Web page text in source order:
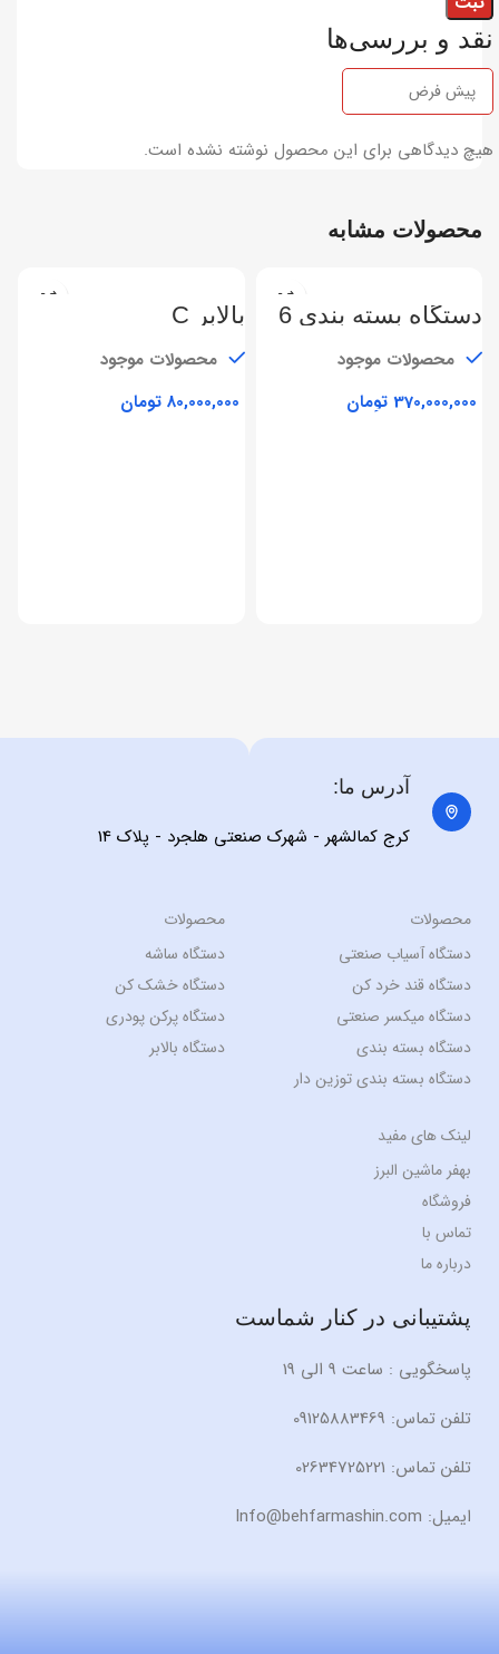
نقد و بررسی‌ها
هیچ دیدگاهی برای این محصول نوشته نشده است.
محصولات مشابه
دستگاه بسته بندی 6
محصولات موجود
تومان
بالابر C
محصولات موجود
تومان
آدرس ما:
کرج کمالشهر - شهرک صنعتی هلجرد - پلاک 14
محصولات
دستگاه آسیاب صنعتی
دستگاه قند خرد کن
دستگاه میکسر صنعتی
دستگاه بسته بندی
دستگاه بسته بندی توزین دار
محصولات
دستگاه ساشه
دستگاه خشک کن
دستگاه پرکن پودری
دستگاه بالابر
لینک های مفید
بهفر ماشین البرز
فروشگاه
تماس با
درباره ما
پشتیبانی در کنار شماست
پاسخگویی : ساعت 9 الی 19
تلفن تماس: 09125883469
تلفن تماس: 02634725221
ایمیل: Info@behfarmashin.com